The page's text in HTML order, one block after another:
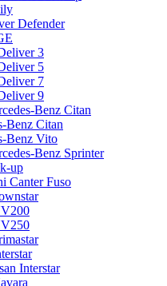
Defender
3
5
7
9
Benz Citan
Benz Citan
Benz Vito
Benz Sprinter
up
Canter Fuso
Interstar